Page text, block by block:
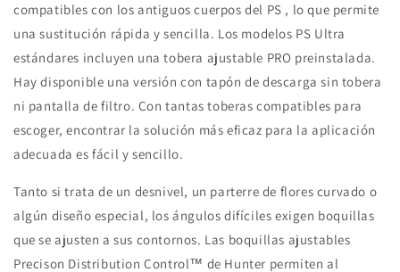
compatibles con los antiguos cuerpos del PS , lo que permite
una sustitución rápida y sencilla. Los modelos PS Ultra
estándares incluyen una tobera ajustable PRO preinstalada.
Hay disponible una versión con tapón de descarga sin tobera
ni pantalla de filtro. Con tantas toberas compatibles para
escoger, encontrar la solución más eficaz para la aplicación
adecuada es fácil y sencillo.
Tanto si trata de un desnivel, un parterre de flores curvado o
algún diseño especial, los ángulos difíciles exigen boquillas
que se ajusten a sus contornos. Las boquillas ajustables
Precison Distribution Control™ de Hunter permiten al